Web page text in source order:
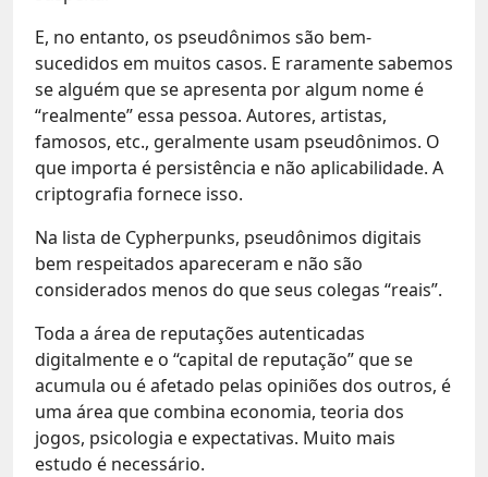
E, no entanto, os pseudônimos são bem-
sucedidos em muitos casos. E raramente sabemos
se alguém que se apresenta por algum nome é
“realmente” essa pessoa. Autores, artistas,
famosos, etc., geralmente usam pseudônimos. O
que importa é persistência e não aplicabilidade. A
criptografia fornece isso.
Na lista de Cypherpunks, pseudônimos digitais
bem respeitados apareceram e não são
considerados menos do que seus colegas “reais”.
Toda a área de reputações autenticadas
digitalmente e o “capital de reputação” que se
acumula ou é afetado pelas opiniões dos outros, é
uma área que combina economia, teoria dos
jogos, psicologia e expectativas. Muito mais
estudo é necessário.